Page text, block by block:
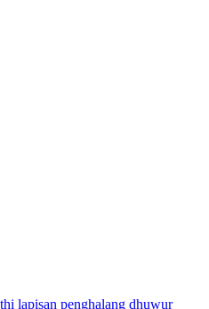
lapisan penghalang dhuwur